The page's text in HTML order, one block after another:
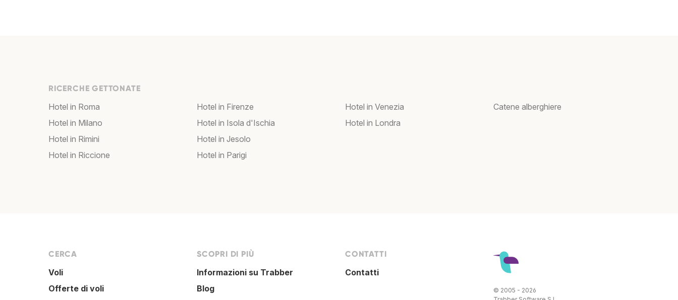
RICERCHE GETTONATE
Hotel in Roma
Hotel in Milano
Hotel in Rimini
Hotel in Riccione
Hotel in Firenze
Hotel in Isola d'Ischia
Hotel in Jesolo
Hotel in Parigi
Hotel in Venezia
Hotel in Londra
Catene alberghiere
CERCA
Voli
Offerte di voli
SCOPRI DI PIÙ
Informazioni su Trabber
Blog
CONTATTI
Contatti
© 2005 - 2026